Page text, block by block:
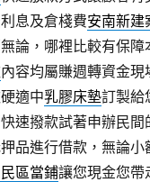
息及倉棧費安南新建
論，哪裡比較有保障
內容均屬賺週轉資金
適中乳膠床墊訂製給
速撥款試著申辦民間
品進行借款，無論
區當鋪讓您現金您帶